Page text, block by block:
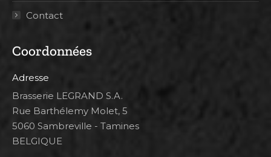
Contact
Coordonnées
Adresse
Brasserie LEGRAND S.A.
Rue Barthélemy Molet, 5
5060 Sambreville - Tamines
BELGIQUE